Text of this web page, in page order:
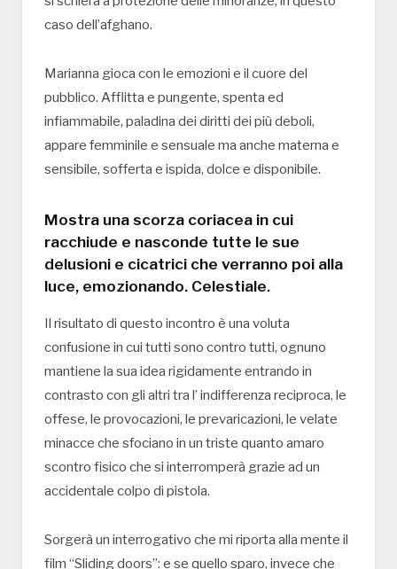
caso dell’afghano.
Marianna gioca con le emozioni e il cuore del
pubblico. Afflitta e pungente, spenta ed
infiammabile, paladina dei diritti dei più deboli,
appare femminile e sensuale ma anche materna e
sensibile, sofferta e ispida, dolce e disponibile.
Mostra una scorza coriacea in cui
racchiude e nasconde tutte le sue
delusioni e cicatrici che verranno poi alla
luce, emozionando. Celestiale.
Il risultato di questo incontro è una voluta
confusione in cui tutti sono contro tutti, ognuno
mantiene la sua idea rigidamente entrando in
contrasto con gli altri tra l’ indifferenza reciproca, le
offese, le provocazioni, le prevaricazioni, le velate
minacce che sfociano in un triste quanto amaro
scontro fisico che si interromperà grazie ad un
accidentale colpo di pistola.
Sorgerà un interrogativo che mi riporta alla mente il
film “Sliding doors”: e se quello sparo, invece che